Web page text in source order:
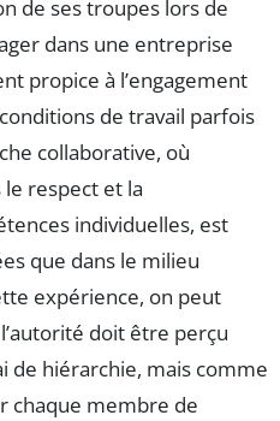
de ses troupes lors de
dans une entreprise
propice à l’engagement
de travail parfois
collaborative, où
le respect et la
individuelles, est
que dans le milieu
expérience, on peut
doit être perçu
de hiérarchie, mais comme
chaque membre de